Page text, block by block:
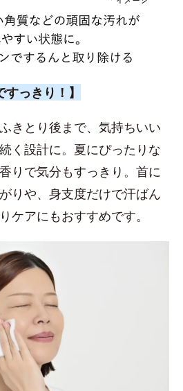
っきり！】
きとり後まで、気持ちいい
く設計に。夏にぴったりな
りで気分もすっきり。首に
りや、身支度だけで汗ばん
ケアにもおすすめです。